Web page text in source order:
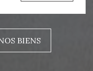
Place de
-
BIENS